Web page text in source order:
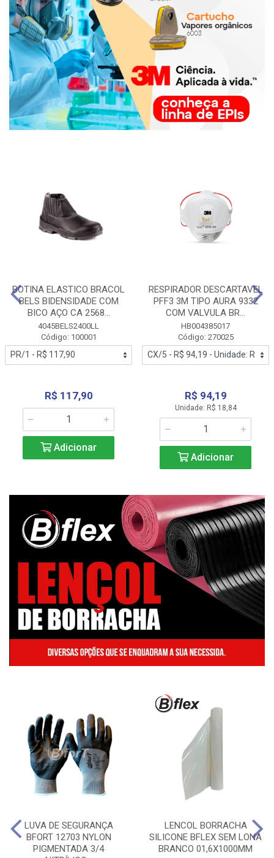
BOTINA ELASTICO BRACOL
BELS BIDENSIDADE COM
BICO AÇO CA 2568...
4045BELS2400LL
Código: 100001
R$ 117,90
Adicionar
RESPIRADOR DESCARTAVEL
PFF3 3M TIPO AURA 9332
COM VALVULA BR...
HB004385017
Código: 270025
R$ 94,19
Unidade: R$ 18,84
Adicionar
LUVA DE SEGURANÇA
BFORT 12703 NYLON
PIGMENTADA 3/4
LENCOL BORRACHA
SILICONE BFLEX SEM LONA
BRANCO 01,6X1000MM